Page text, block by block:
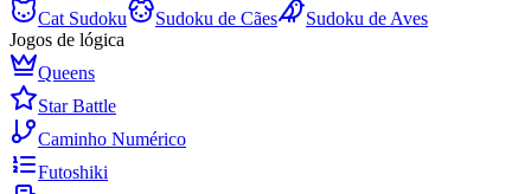
Cat Sudoku
Sudoku de Cães
Sudoku de Aves
Jogos de lógica
Queens
Star Battle
Caminho Numérico
Futoshiki